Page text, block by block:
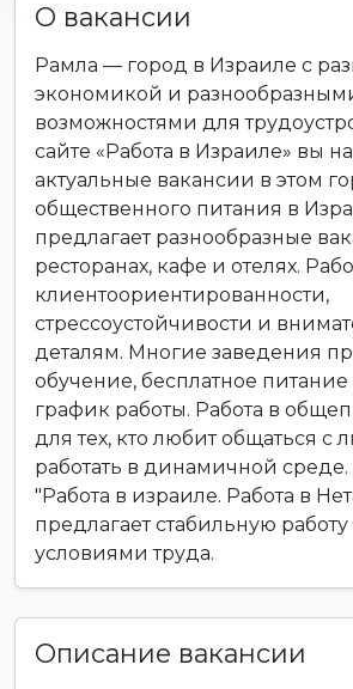
О вакансии
Рамла — город в Израиле с
экономикой и
возможностями для
сайте «Работа в Израиле» вы
актуальные вакансии в этом
общественного питания в
предлагает разнообразные
ресторанах, кафе и отелях.
клиентоориентированности,
стрессоустойчивости и
деталям. Многие заведения
обучение, бесплатное
график работы. Работа в
для тех, кто любит общаться с
работать в динамичной
"Работа в израиле. Работа в
предлагает стабильную
условиями труда.
Описание вакансии